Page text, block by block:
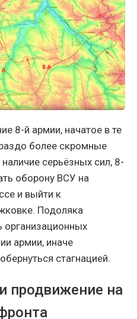
8-й армии, начатое в те
более скромные
серьёзных сил, 8-
оборону ВСУ на
и выйти к
Подоляка
организационных
армии, иначе
стагнацией.
продвижение на